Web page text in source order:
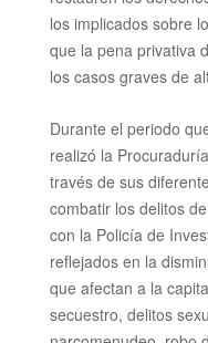
los implicados sobre
que la pena privativa
los casos graves de
Durante el periodo
realizó la
través de sus
combatir los delitosde
con la Policía de
reflejados en la
que afectan a la
secuestro, delitos